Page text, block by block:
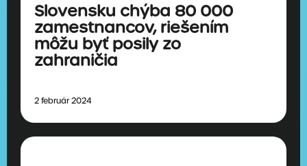
Slovensku chýba 80 000
zamestnancov, riešením
môžu byť posily zo
zahraničia
2 február 2024